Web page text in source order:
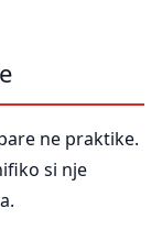
ne praktike.
si nje